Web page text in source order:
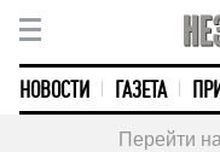
НОВОСТИ ГАЗЕТА
Перейти